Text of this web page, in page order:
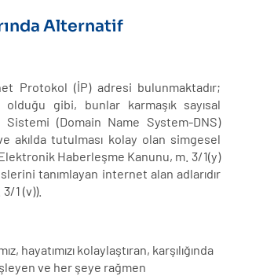
Alternatif
Protokol (İP) adresi bulunmaktadır;
gibi, bunlar karmaşık sayısal
(Domain Name System-DNS)
akılda tutulması kolay olan simgesel
Haberleşme Kanunu, m. 3/1(y)
tanımlayan internet alan adlarıdır
1 (v)).
hayatımızı kolaylaştıran, karşılığında
ve her şeye rağmen